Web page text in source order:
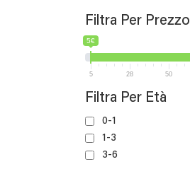
Filtra Per Prezzo
5€
5 28 50
Filtra Per Età
0-1
1-3
3-6